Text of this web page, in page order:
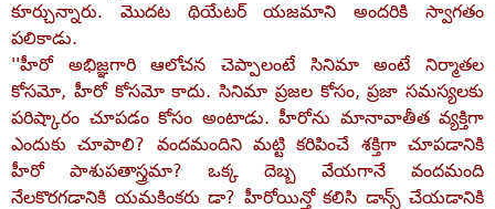
కూర్చున్నారు. మొదట థియేటర్‌ యజమాని అందరికి స్వాగతం
పలికాడు.
''హీరో అభిజ్ఞగారి ఆలోచన చెప్పాలంటే సినిమా అంటే నిర్మాతల
కోసమో, హీరో కోసమో కాదు. సినిమా ప్రజల కోసం, ప్రజా సమస్యలకు
పరిష్కారం చూపడం కోసం అంటాడు. హీరోను మానావాతీత వ్యక్తిగా
ఎందుకు చూపాలి? వందమందిని మట్టి కరిపించే శక్తిగా చూపడానికి
హీరో పాశుపతాస్త్రమా? ఒక్క దెబ్బ వేయగానే వందమంది
నేలకొరగడానికి యమకింకరు డా? హీరోయిన్తో కలిసి డాన్స్‌ చేయడానికి